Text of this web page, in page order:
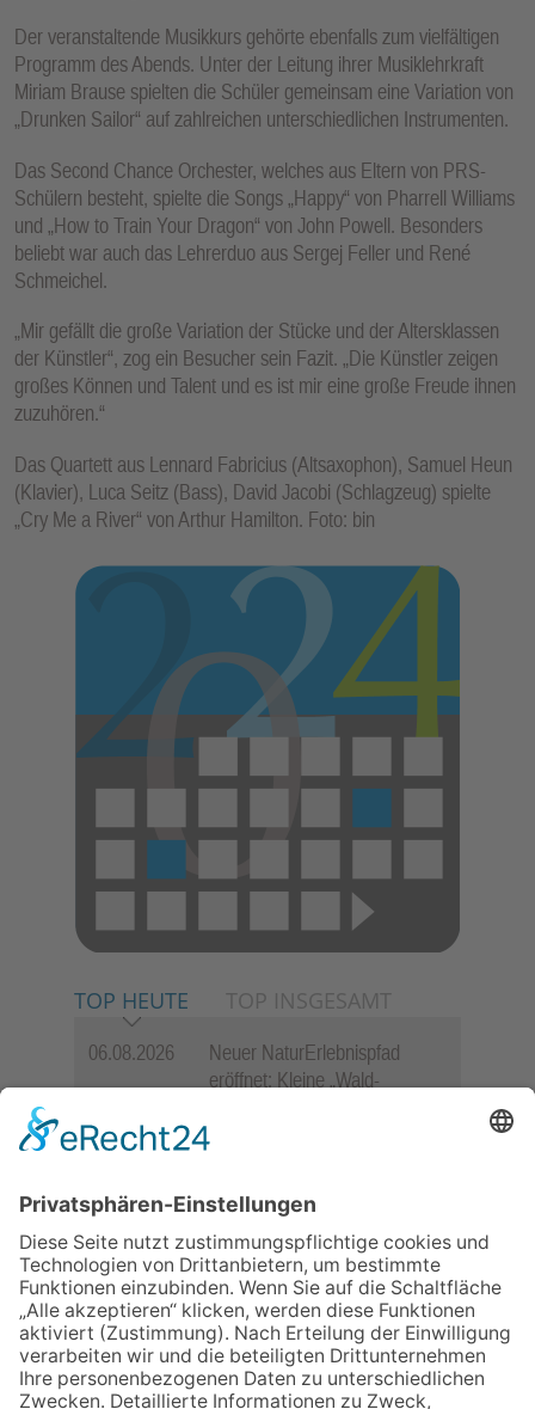
Der veranstaltende Musikkurs gehörte ebenfalls zum vielfältigen
Programm des Abends. Unter der Leitung ihrer Musiklehrkraft
Miriam Brause spielten die Schüler gemeinsam eine Variation von
„Drunken Sailor“ auf zahlreichen unterschiedlichen Instrumenten.
Das Second Chance Orchester, welches aus Eltern von PRS-
Schülern besteht, spielte die Songs „Happy“ von Pharrell Williams
und „How to Train Your Dragon“ von John Powell. Besonders
beliebt war auch das Lehrerduo aus Sergej Feller und René
Schmeichel.
„Mir gefällt die große Variation der Stücke und der Altersklassen
der Künstler“, zog ein Besucher sein Fazit. „Die Künstler zeigen
großes Können und Talent und es ist mir eine große Freude ihnen
zuzuhören.“
Das Quartett aus Lennard Fabricius (Altsaxophon), Samuel Heun
(Klavier), Luca Seitz (Bass), David Jacobi (Schlagzeug) spielte
„Cry Me a River“ von Arthur Hamilton. Foto: bin
TOP HEUTE TOP INSGESAMT
06.08.2026
Neuer NaturErlebnispfad
eröffnet: Kleine „Wald-
die Zukunft der Stadt
Königstein
06.08.2026
Gewinnspiel zum Start ins
Schuljahr
06.08.2026
„Rock auf der Burg“ lässt
Königstein beben
06.08.2026
„Freundschaft, das ist wie
Heimat“ – Lions-Präsident